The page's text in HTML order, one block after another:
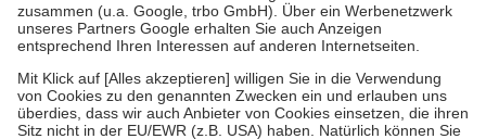
Verordnung.
Um das Engagement der Versicherten für ihre eigene Gesundheit zu
stärken und die besondere Stellung der Familie zu unterstützen,
fallenkeine Zuzahlungenan bei:
• Kindern und Jugendlichen bis zum vollendeten 18. Lebensjahr
mit Ausnahme der Fahrkosten